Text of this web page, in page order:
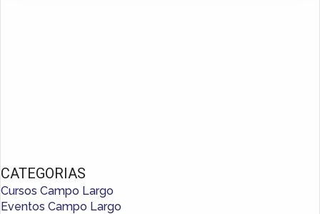
CATEGORIAS
Cursos Campo Largo
Eventos Campo Largo